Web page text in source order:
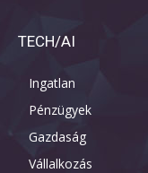
TECH/AI
Ingatlan
Pénzügyek
Gazdaság
Vállalkozás